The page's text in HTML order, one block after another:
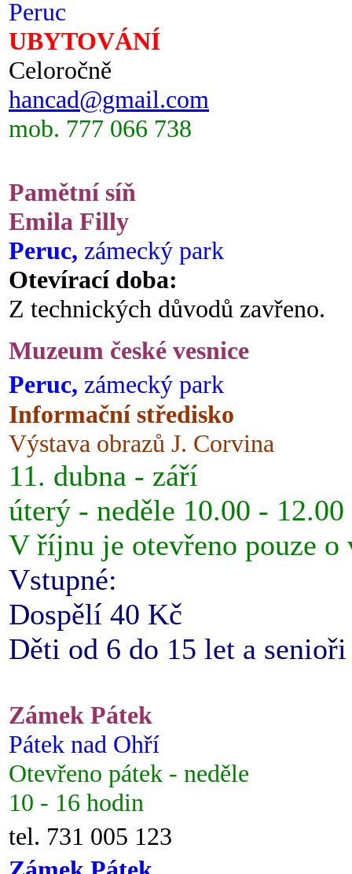
Peruc
UBYTOVÁNÍ
Celoročně
hancad@gmail.com
mob. 777 066 738
Pamětní síň
Emila Filly
Peruc, zámecký park
Otevírací doba:
Z technických důvodů zavřeno.
Muzeum české vesnice
Peruc, zámecký park
Informační středisko
Výstava obrazů J. Corvina
11. dubna - září
úterý - neděle 10.00 -
V říjnu je otevřeno pouze o
Vstupné:
Dospělí 40 Kč
Děti od 6 do 15 let a
Zámek Pátek
Pátek nad Ohří
Otevřeno pátek - neděle
10 - 16 hodin
tel. 731 005 123